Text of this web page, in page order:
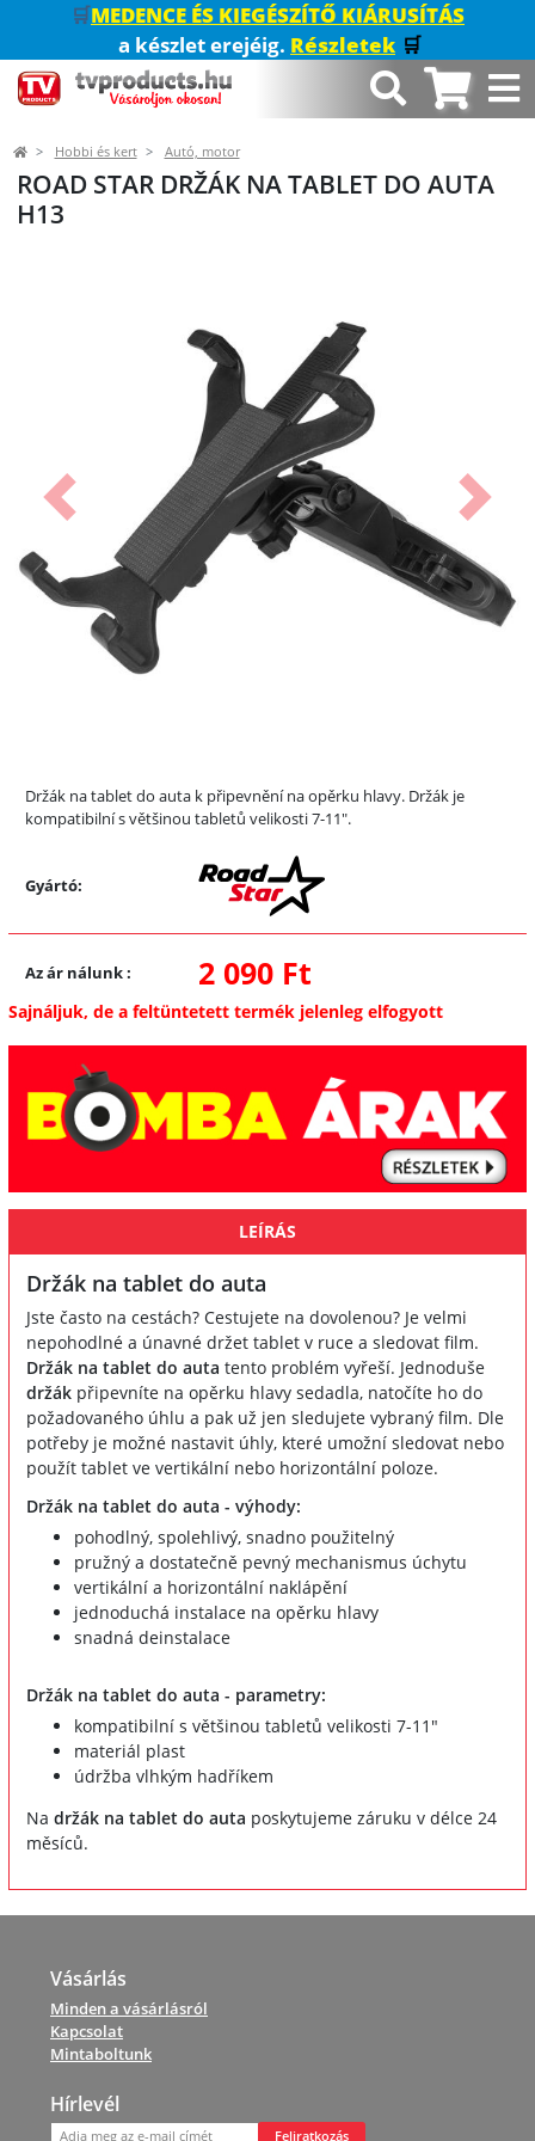
🛒MEDENCE ÉS KIEGÉSZÍTŐ KIÁRUSÍTÁS
a készlet erejéig. Részletek 🛒
Hobbi és kert Autó, motor
ROAD STAR DRŽÁK NA TABLET DO AUTA
H13
Előző
Držák na tablet do auta k připevnění na opěrku hlavy. Držák je
kompatibilní s většinou tabletů velikosti 7-11".
Gyártó:
Az ár nálunk: 2 090 Ft
Sajnáljuk, de a feltüntetett termék jelenleg elfogyott
LEÍRÁS
Držák na tablet do auta
Jste často na cestách? Cestujete na dovolenou? Je velmi
nepohodlné a únavné držet tablet v ruce a sledovat film.
Držák na tablet do auta tento problém vyřeší. Jednoduše
držák připevníte na opěrku hlavy sedadla, natočíte ho do
požadovaného úhlu a pak už jen sledujete vybraný film. Dle
potřeby je možné nastavit úhly, které umožní sledovat nebo
použít tablet ve vertikální nebo horizontální poloze.
Držák na tablet do auta - výhody:
pohodlný, spolehlivý, snadno použitelný
pružný a dostatečně pevný mechanismus úchytu
vertikální a horizontální naklápění
jednoduchá instalace na opěrku hlavy
snadná deinstalace
Držák na tablet do auta - parametry:
kompatibilní s většinou tabletů velikosti 7-11"
materiál plast
údržba vlhkým hadříkem
Na držák na tablet do auta poskytujeme záruku v délce 24
měsíců.
Vásárlás
Minden a vásárlásról
Kapcsolat
Mintaboltunk
Hírlevél
Feliratkozás